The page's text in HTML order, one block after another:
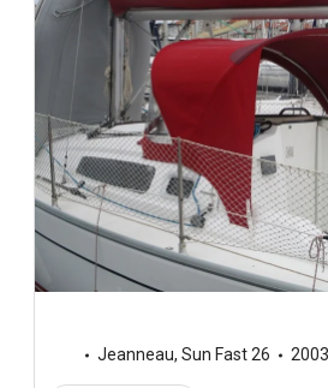
Jeanneau, Sun Fast 26 2003